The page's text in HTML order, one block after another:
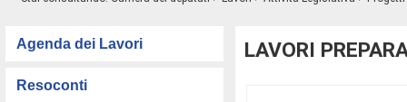
Agenda dei Lavori
Resoconti
LAVORI